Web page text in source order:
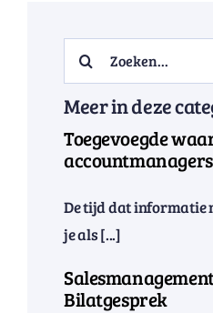
Search
Meer in deze
Toegevoegde
De tijd dat informatie
je als [...]
Bilatgesprek